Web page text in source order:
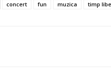
concert fun muzica timp